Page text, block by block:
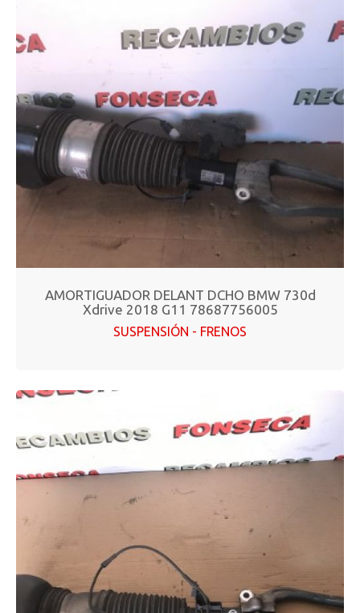
AMORTIGUADOR DELANT DCHO BMW 730d
Xdrive 2018 G11 78687756005
SUSPENSIÓN - FRENOS